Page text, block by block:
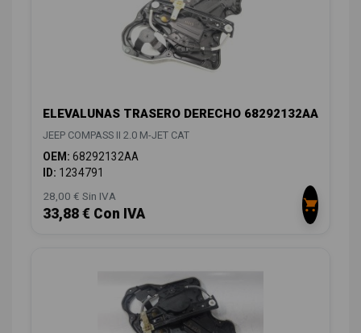
ELEVALUNAS TRASERO DERECHO 68292132AA
JEEP COMPASS II 2.0 M-JET CAT
OEM: 68292132AA
ID: 1234791
28,00 € Sin IVA
33,88 € Con IVA